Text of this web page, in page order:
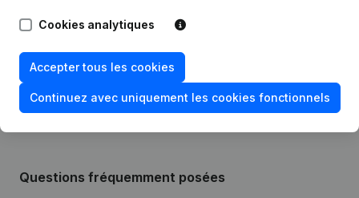
31-07-2019 Demissions - Nominations
27-06-2018
Rubrique Constitution (Nouvelle
Personne Morale, Ouverture
Succursale, etc...)(NL)
Questions fréquemment posées
Cookies analytiques
Accepter tous les cookies
Continuez avec uniquement les cookies fonctionnels